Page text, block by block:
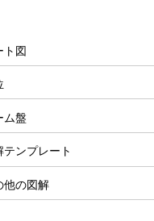
ト図
ム盤
テンプレート
他の図解